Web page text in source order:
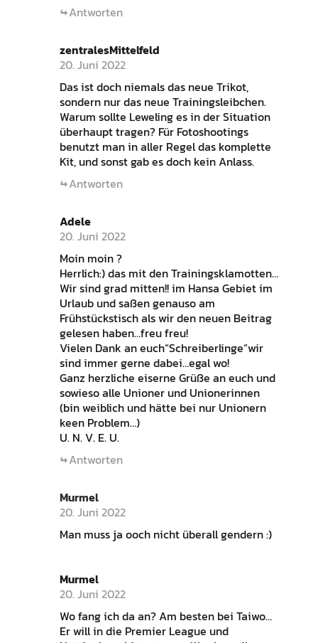
Antworten
zentralesMittelfeld
20. Juni 2022
Das ist doch niemals das neue Trikot,
sondern nur das neue Trainingsleibchen.
Warum sollte Leweling es in der Situation
überhaupt tragen? Für Fotoshootings
benutzt man in aller Regel das komplette
Kit, und sonst gab es doch kein Anlass.
Antworten
Adele
20. Juni 2022
Moin moin ?
Herrlich:) das mit den Trainingsklamotten…
Wir sind grad mitten!! im Hansa Gebiet im
Urlaub und saßen genauso am
Frühstückstisch als wir den neuen Beitrag
gelesen haben…freu freu!
Vielen Dank an euch“Schreiberlinge“wir
sind immer gerne dabei…egal wo!
Ganz herzliche eiserne Grüße an euch und
sowieso alle Unioner und Unionerinnen
(bin weiblich und hätte bei nur Unionern
keen Problem…)
U. N. V. E. U.
Antworten
Murmel
20. Juni 2022
Man muss ja ooch nicht überall gendern :)
Murmel
20. Juni 2022
Wo fang ich da an? Am besten bei Taiwo…
Er will in die Premier League und